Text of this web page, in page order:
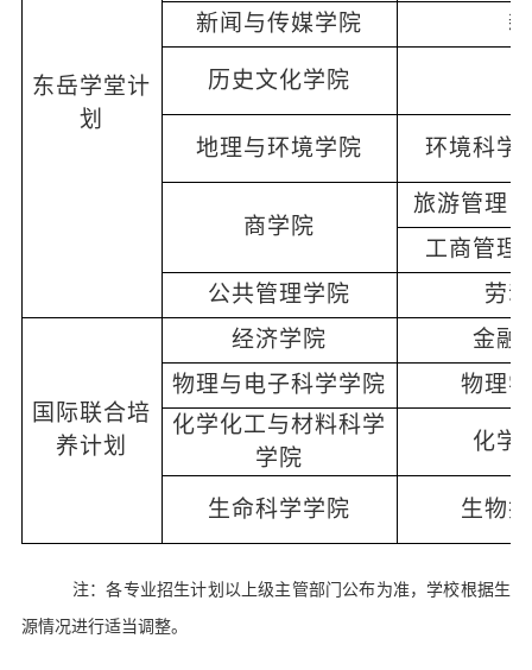
东岳学堂计
划
新闻与传媒学院
历史文化学院
地理与环境学院 环境科学
商学院
旅游管理
工商管理
公共管理学院
劳
国际联合培
养计划
经济学院
金融
物理与电子科学学院
物理
化学化工与材料科学
学院
化学
生命科学学院 生物
注：各专业招生计划以上级主管部门公布为准，学校根据生
源情况进行适当调整。